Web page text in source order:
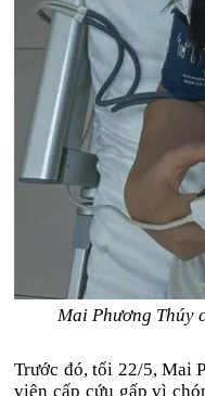
Mai Phương Thúy
Trước đó, tối 22/5, Mai
viện cấp cứu gấp vì